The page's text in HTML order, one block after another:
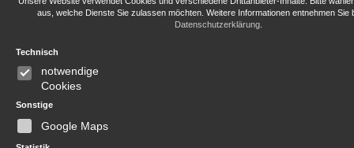
aus, welche Dienste Sie zulassen möchten. Weitere Informationen entnehmen Sie
Datenschutzerklärung.
Technisch
notwendige
Cookies
Sonstige
Google Maps